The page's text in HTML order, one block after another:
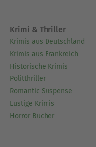
Krimi & Thriller
Krimis aus Deutschland
Krimis aus Frankreich
Historische Krimis
Politthriller
Romantic Suspense
Lustige Krimis
Horror Bücher